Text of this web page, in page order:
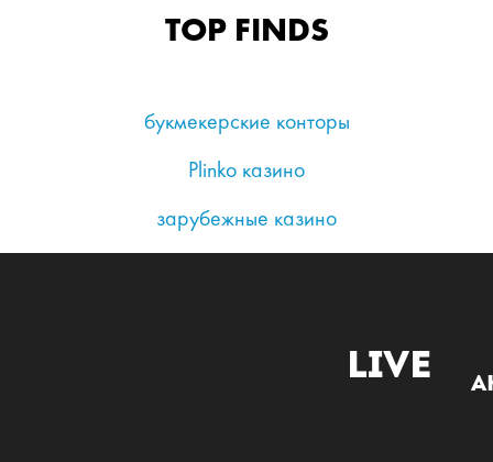
TOP FINDS
букмекерские конторы
Plinko казино
зарубежные казино
Live